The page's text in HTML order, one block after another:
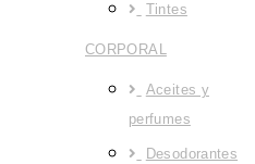
Tintes
CORPORAL
Aceites y
perfumes
Desodorantes